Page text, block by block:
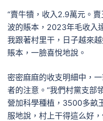
“賣牛犢，收入2.9萬元。
波的賬本，2023年毛收入
我跟著村里干，日子越來
賬本，一臉喜悅地說。
密密麻麻的收支明細中，
者的注意。“我們村黨支部
營加科學種植，3500多畝
服地說，村上干得這么好